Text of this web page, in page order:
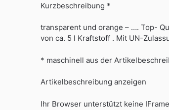
Kurzbeschreibung *
transparent und orange – …. Top-
von ca. 5 l Kraftstoff . Mit UN-
* maschinell aus der
Artikelbeschreibung anzeigen
Ihr Browser unterstützt keine